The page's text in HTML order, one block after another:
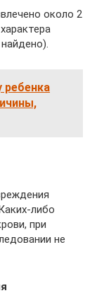
около 2
ребенка
либо
при
не